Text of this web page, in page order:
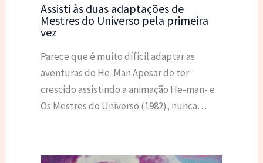
Assisti às duas adaptações de
Mestres do Universo pela primeira
vez
Parece que é muito díficil adaptar as
aventuras do He-Man Apesar de ter
crescido assistindo a animação He-man- e
Os Mestres do Universo (1982), nunca…